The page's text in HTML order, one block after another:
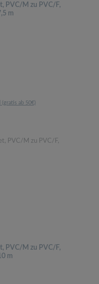
PVC/M zu PVC/F,
m
Preis:
ab 50€)
PVC/M zu PVC/F,
m